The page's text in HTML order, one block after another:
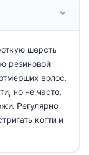
шерсть
резиновой
волос.
но не часто,
Регулярно
когти и